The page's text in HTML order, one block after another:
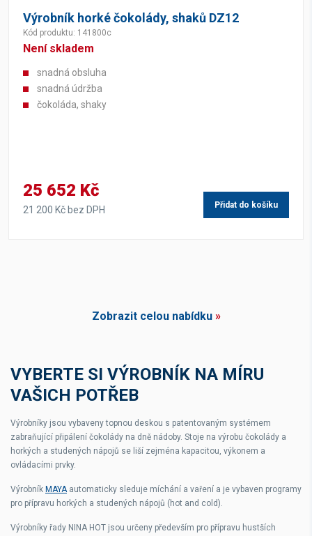
Výrobník horké čokolády, shaků DZ12
Kód produktu: 141800c
Není skladem
snadná obsluha
snadná údržba
čokoláda, shaky
25 652 Kč
21 200 Kč bez DPH Přidat do košíku
Zobrazit celou nabídku»
VYBERTE SI VÝROBNÍK NA MÍRU
VAŠICH POTŘEB
Výrobníky jsou vybaveny topnou deskou s patentovaným systémem
zabraňující připálení čokolády na dně nádoby. Stoje na výrobu čokolády a
horkých a studených nápojů se liší zejména kapacitou, výkonem a
ovládacími prvky.
Výrobník MAYAautomaticky sleduje míchání a vaření a je vybaven programy
pro přípravu horkých a studených nápojů (hot and cold).
Výrobníky řady NINA HOT jsou určeny především pro přípravu hustších